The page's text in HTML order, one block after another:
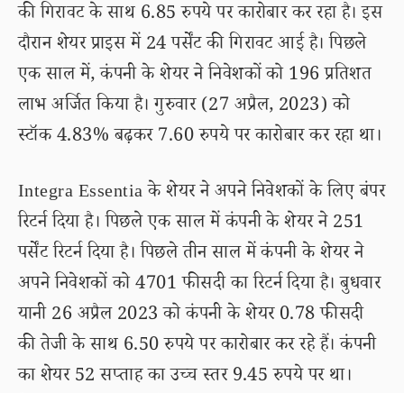
की गिरावट के साथ 6.85 रुपये पर कारोबार कर रहा है। इस
दौरान शेयर प्राइस में 24 पर्सेंट की गिरावट आई है। पिछले
एक साल में, कंपनी के शेयर ने निवेशकों को 196 प्रतिशत
लाभ अर्जित किया है। गुरुवार (27 अप्रैल, 2023) को
स्टॉक 4.83% बढ़कर 7.60 रुपये पर कारोबार कर रहा था।
Integra Essentia के शेयर ने अपने निवेशकों के लिए बंपर
रिटर्न दिया है। पिछले एक साल में कंपनी के शेयर ने 251
पर्सेंट रिटर्न दिया है। पिछले तीन साल में कंपनी के शेयर ने
अपने निवेशकों को 4701 फीसदी का रिटर्न दिया है। बुधवार
यानी 26 अप्रैल 2023 को कंपनी के शेयर 0.78 फीसदी
की तेजी के साथ 6.50 रुपये पर कारोबार कर रहे हैं। कंपनी
का शेयर 52 सप्ताह का उच्च स्तर 9.45 रुपये पर था।